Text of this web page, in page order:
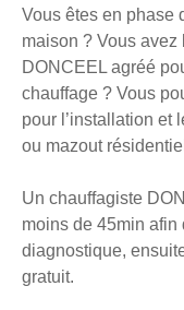
Vous êtes en phase
maison ? Vous
DONCEEL agréé
chauffage ? Vous
pour l’installation et
ou mazout
Un chauffagiste
moins de 45min afin
diagnostique,
gratuit.